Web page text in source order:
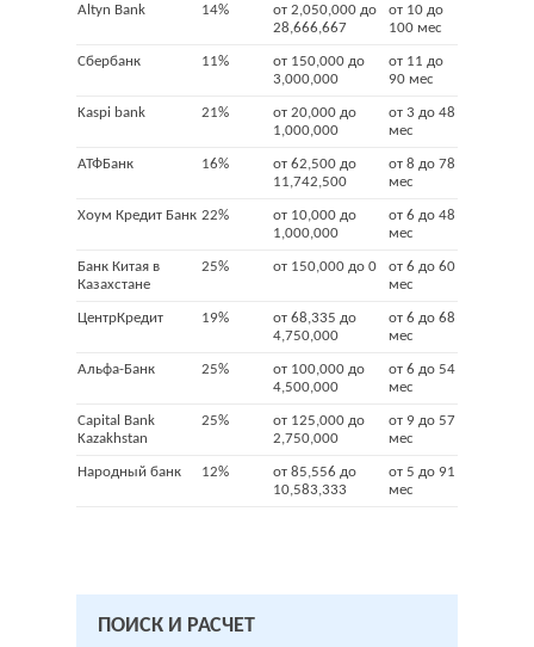
Altyn Bank 14%
от 2,050,000 до
28,666,667
от 10 до
100 мес
Сбербанк 11%
от 150,000 до
3,000,000
от 11 до
90 мес
Kaspi bank 21%
от 20,000 до
1,000,000
от 3 до 48
мес
АТФБанк 16%
от 62,500 до
11,742,500
от 8 до 78
мес
Хоум Кредит Банк 22%
от 10,000 до
1,000,000
от 6 до 48
мес
Банк Китая в
Казахстане
25% от 150,000 до 0
от 6 до 60
мес
ЦентрКредит 19%
от 68,335 до
4,750,000
от 6 до 68
мес
Альфа-Банк 25%
от 100,000 до
4,500,000
от 6 до 54
мес
Capital Bank
Kazakhstan
25%
от 125,000 до
2,750,000
от 9 до 57
мес
Народный банк 12%
от 85,556 до
10,583,333
от 5 до 91
мес
ПОИСК И РАСЧЕТ